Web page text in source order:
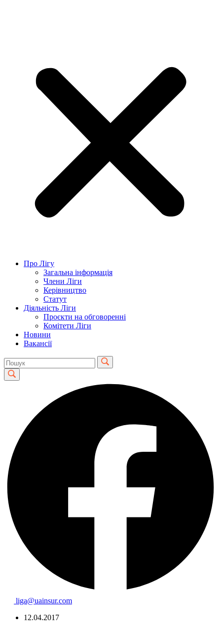
Про Лігу
Загальна інформація
Члени Ліги
Керівництво
Статут
Діяльність Ліги
Проєкти на обговоренні
Комітети Ліги
Новини
Вакансії
liga@uainsur.com
12.04.2017